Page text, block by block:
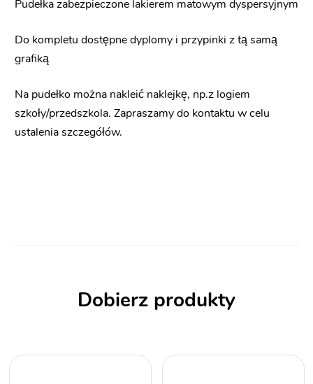
Pudełka zabezpieczone lakierem matowym dyspersyjnym
Do kompletu dostępne dyplomy i przypinki z tą samą
grafiką
Na pudełko można nakleić naklejkę, np.z logiem
szkoły/przedszkola. Zapraszamy do kontaktu w celu
ustalenia szczegółów.
Dobierz produkty